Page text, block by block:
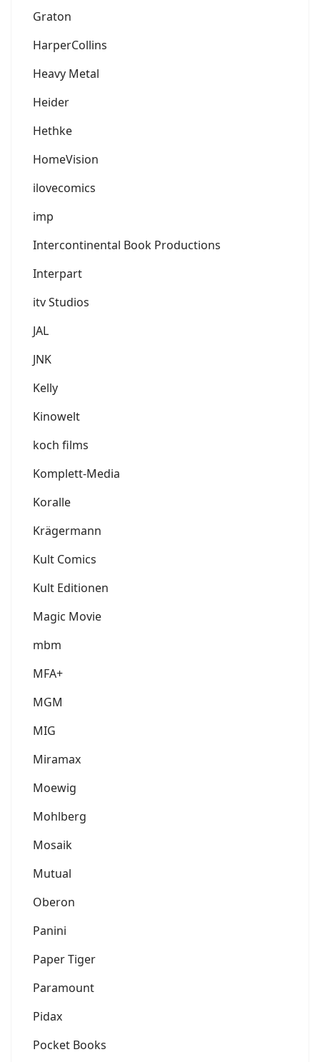
Graton
HarperCollins
Heavy Metal
Heider
Hethke
HomeVision
ilovecomics
imp
Intercontinental Book Productions
Interpart
itv Studios
JAL
JNK
Kelly
Kinowelt
koch films
Komplett-Media
Koralle
Krägermann
Kult Comics
Kult Editionen
Magic Movie
mbm
MFA+
MGM
MIG
Miramax
Moewig
Mohlberg
Mosaik
Mutual
Oberon
Panini
Paper Tiger
Paramount
Pidax
Pocket Books